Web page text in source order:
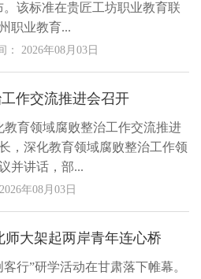
该标准在贵匠工坊职业教育联
职业教育...
： 2026年08月03日
作交流推进会召开
教育领域腐败整治工作交流推进
，深化教育领域腐败整治工作领
并讲话，部...
2026年08月03日
大架起两岸青年连心桥
行”研学活动在甘肃落下帷幕。